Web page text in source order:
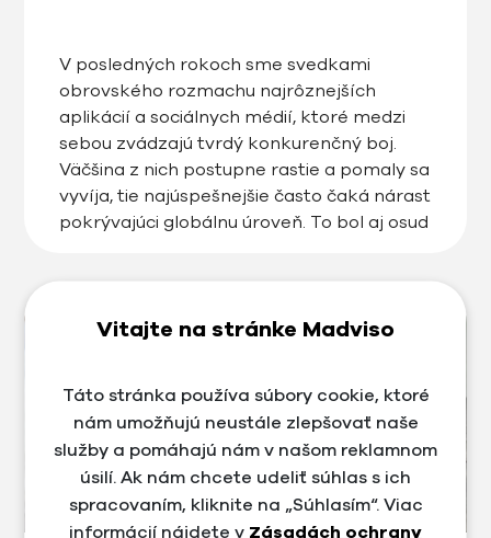
V posledných rokoch sme svedkami
obrovského rozmachu najrôznejších
aplikácií a sociálnych médií, ktoré medzi
sebou zvádzajú tvrdý konkurenčný boj.
Väčšina z nich postupne rastie a pomaly sa
vyvíja, tie najúspešnejšie často čaká nárast
pokrývajúci globálnu úroveň. To bol aj osud
Vitajte na stránke Madviso
Táto stránka používa súbory cookie, ktoré
nám umožňujú neustále zlepšovať naše
služby a pomáhajú nám v našom reklamnom
úsilí. Ak nám chcete udeliť súhlas s ich
spracovaním, kliknite na „Súhlasím“. Viac
informácií nájdete v Zásadách ochrany